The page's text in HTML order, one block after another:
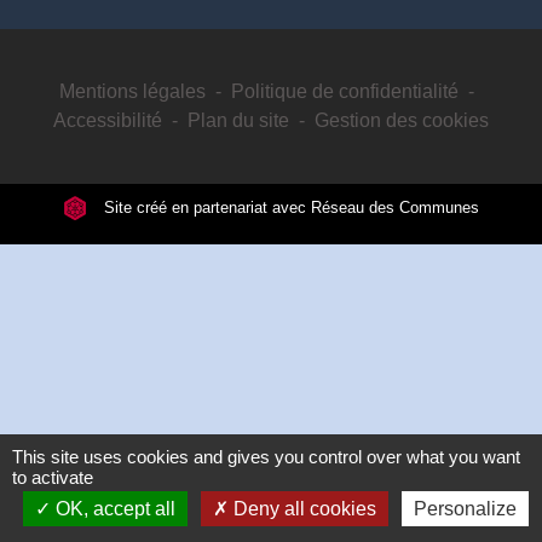
Mentions légales - Politique de confidentialité -
Accessibilité - Plan du site - Gestion des cookies
Site créé en partenariat avec Réseau des Communes
This site uses cookies and gives you control over what you want
to activate
OK, accept all
Deny all cookies Personalize